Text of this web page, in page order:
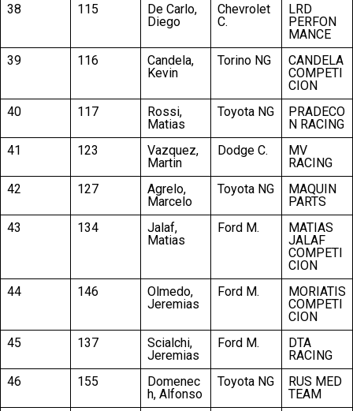
38
115
De Carlo,
Diego
Chevrolet
C.
LRD
PERFON
MANCE
39
116
Candela,
Kevin
Torino NG
CANDELA
COMPETI
CION
40
117
Rossi,
Matias
Toyota NG
PRADECO
N RACING
41
123
Vazquez,
Martin
Dodge C.
MV
RACING
42
127
Agrelo,
Marcelo
Toyota NG
MAQUIN
PARTS
43
134
Jalaf,
Matias
Ford M.
MATIAS
JALAF
COMPETI
CION
44
146
Olmedo,
Jeremias
Ford M.
MORIATIS
COMPETI
CION
45
137
Scialchi,
Jeremias
Ford M.
DTA
RACING
46
155
Domenec
h, Alfonso
Toyota NG
RUS MED
TEAM